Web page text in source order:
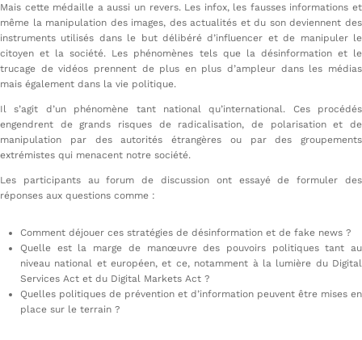
Mais cette médaille a aussi un revers. Les infox, les fausses informations et
même la manipulation des images, des actualités et du son deviennent des
instruments utilisés dans le but délibéré d’influencer et de manipuler le
citoyen et la société. Les phénomènes tels que la désinformation et le
trucage de vidéos prennent de plus en plus d’ampleur dans les médias
mais également dans la vie politique.
Il s’agit d’un phénomène tant national qu’international. Ces procédés
engendrent de grands risques de radicalisation, de polarisation et de
manipulation par des autorités étrangères ou par des groupements
extrémistes qui menacent notre société.
Les participants au forum de discussion ont essayé de formuler des
réponses aux questions comme :
Comment déjouer ces stratégies de désinformation et de fake news ?
Quelle est la marge de manœuvre des pouvoirs politiques tant au
niveau national et européen, et ce, notamment à la lumière du Digital
Services Act et du Digital Markets Act ?
Quelles politiques de prévention et d’information peuvent être mises en
place sur le terrain ?